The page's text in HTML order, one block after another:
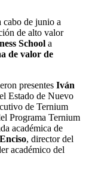
cabo de junio a
de alto valor
School a
de valor de
presentes Iván
Estado de Nuevo
de Ternium
Programa Ternium
académica de
, director del
académico del